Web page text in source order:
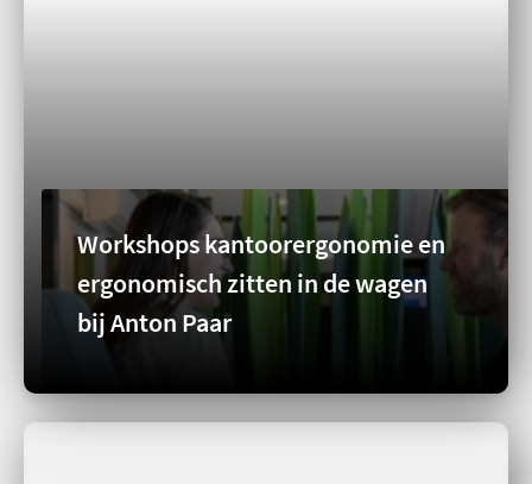
Workshops kantoorergonomie en
ergonomisch zitten in de wagen
bij Anton Paar